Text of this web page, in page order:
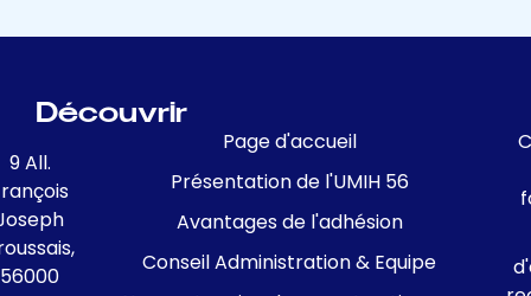
9 All.
56000
Découvrir
Page d'accueil
Présentation de l'UMIH 56
Avantages de l'adhésion
Conseil Administration & Equipe